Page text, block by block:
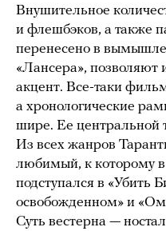
Внушительное
и флешбэков, а также
перенесено в
«Лансера»,
акцент. Все-таки
а хронологические
шире. Ее центральной
Из всех жанров
любимый, к которому
подступался в «Убить
освобожденном» и
Суть вестерна —